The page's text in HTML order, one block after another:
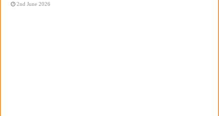
2nd June 2026